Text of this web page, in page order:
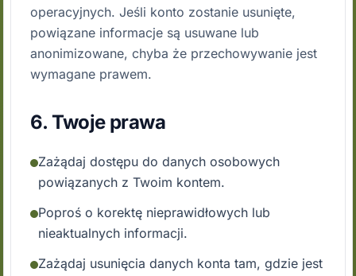
operacyjnych. Jeśli konto zostanie usunięte,
powiązane informacje są usuwane lub
anonimizowane, chyba że przechowywanie jest
wymagane prawem.
6. Twoje prawa
Zażądaj dostępu do danych osobowych
powiązanych z Twoim kontem.
Poproś o korektę nieprawidłowych lub
nieaktualnych informacji.
Zażądaj usunięcia danych konta tam, gdzie jest